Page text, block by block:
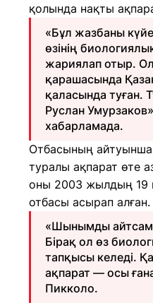
қолында нақты
«Бұл жазбаны
өзінің
жариялап отыр.
қарашасында
қаласында туған.
Руслан
хабарламада.
Отбасының
туралы ақпарат өте
оны 2003 жылдың 19
отбасы асырап алған.
«Шынымды
Бірақ ол өз
тапқысы келеді.
ақпарат — осы
Пикколо.